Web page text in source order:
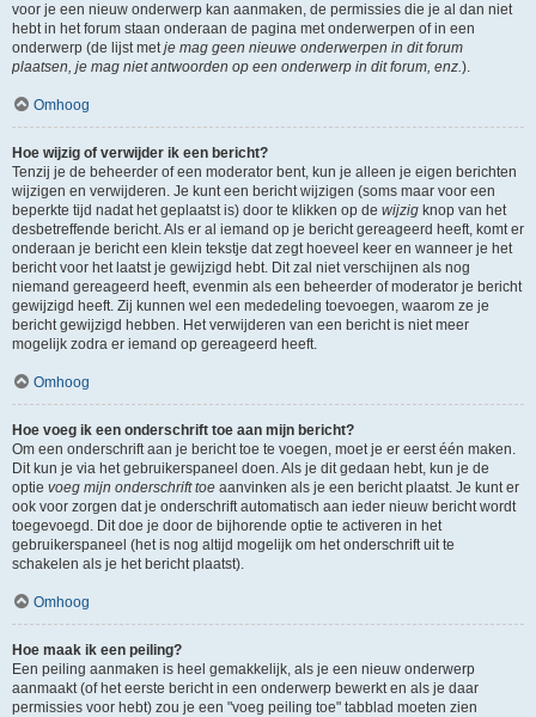
voor je een nieuw onderwerp kan aanmaken, de permissies die je al dan niet
hebt in het forum staan onderaan de pagina met onderwerpen of in een
onderwerp (de lijst metje mag geen nieuwe onderwerpen in dit forum
plaatsen, je mag niet antwoorden op een onderwerp in dit forum, enz.).
Omhoog
Hoe wijzig of verwijder ik een bericht?
Tenzij je de beheerder of een moderator bent, kun je alleen je eigen berichten
wijzigen en verwijderen. Je kunt een bericht wijzigen (soms maar voor een
beperkte tijd nadat het geplaatst is) door te klikken op de wijzig knop van het
desbetreffende bericht. Als er al iemand op je bericht gereageerd heeft, komt er
onderaan je bericht een klein tekstje dat zegt hoeveel keer en wanneer je het
bericht voor het laatst je gewijzigd hebt. Dit zal niet verschijnen als nog
niemand gereageerd heeft, evenmin als een beheerder of moderator je bericht
gewijzigd heeft. Zij kunnen wel een mededeling toevoegen, waarom ze je
bericht gewijzigd hebben. Het verwijderen van een bericht is niet meer
mogelijk zodra er iemand op gereageerd heeft.
Omhoog
Hoe voeg ik een onderschrift toe aan mijn bericht?
Om een onderschrift aan je bericht toe te voegen, moet je er eerst één maken.
Dit kun je via het gebruikerspaneel doen. Als je dit gedaan hebt, kun je de
optie voeg mijn onderschrift toe aanvinken als je een bericht plaatst. Je kunt er
ook voor zorgen dat je onderschrift automatisch aan ieder nieuw bericht wordt
toegevoegd. Dit doe je door de bijhorende optie te activeren in het
gebruikerspaneel (het is nog altijd mogelijk om het onderschrift uit te
schakelen als je het bericht plaatst).
Omhoog
Hoe maak ik een peiling?
Een peiling aanmaken is heel gemakkelijk, als je een nieuw onderwerp
aanmaakt (of het eerste bericht in een onderwerp bewerkt en als je daar
permissies voor hebt) zou je een "voeg peiling toe" tabblad moeten zien